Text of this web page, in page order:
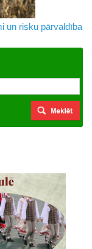
un risku pārvaldība